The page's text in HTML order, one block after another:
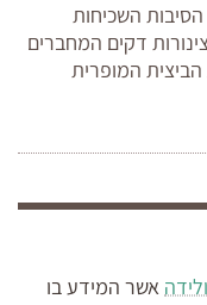
השכיחות
דקים המחברים
המופרית
אשר המידע בו